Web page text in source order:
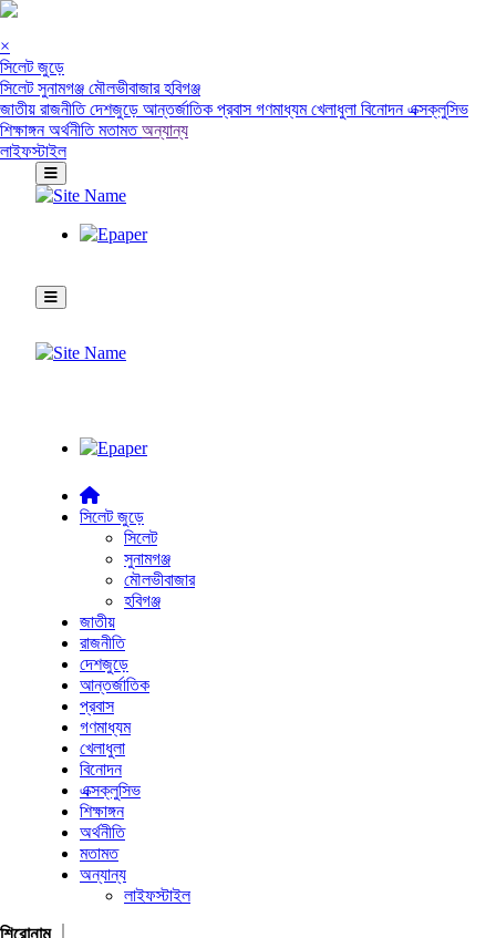
×
সিলেট জুড়ে
সিলেটসুনামগঞ্জ মৌলভীবাজারহবিগঞ্জ
জাতীয় রাজনীতিদেশজুড়ে আন্তর্জাতিক প্রবাসগণমাধ্যমখেলাধুলা বিনোদনএক্সক্লুসিভ
শিক্ষাঙ্গনঅর্থনীতিমতামতঅন্যান্য
লাইফস্টাইল
সিলেট জুড়ে
সিলেট
সুনামগঞ্জ
মৌলভীবাজার
হবিগঞ্জ
জাতীয়
রাজনীতি
দেশজুড়ে
আন্তর্জাতিক
প্রবাস
গণমাধ্যম
খেলাধুলা
বিনোদন
এক্সক্লুসিভ
শিক্ষাঙ্গন
অর্থনীতি
মতামত
অন্যান্য
লাইফস্টাইল